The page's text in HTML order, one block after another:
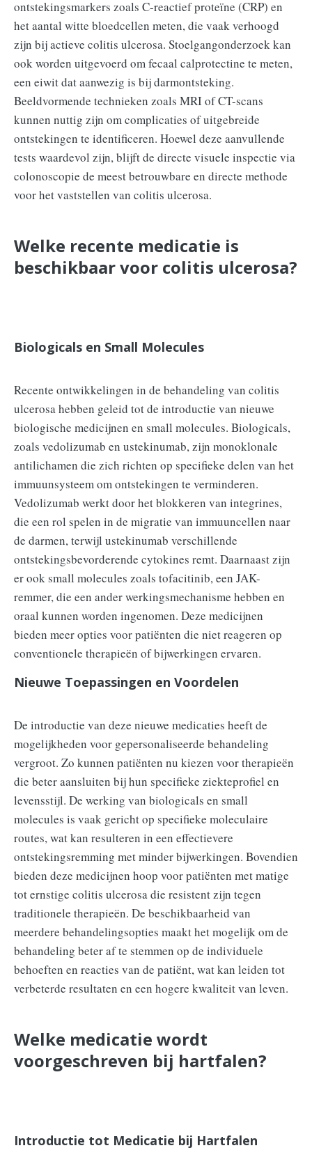
ontstekingsmarkers zoals C-reactief proteïne (CRP) en
het aantal witte bloedcellen meten, die vaak verhoogd
zijn bij actieve colitis ulcerosa. Stoelgangonderzoek kan
ook worden uitgevoerd om fecaal calprotectine te meten,
een eiwit dat aanwezig is bij darmontsteking.
Beeldvormende technieken zoals MRI of CT-scans
kunnen nuttig zijn om complicaties of uitgebreide
ontstekingen te identificeren. Hoewel deze aanvullende
tests waardevol zijn, blijft de directe visuele inspectie via
colonoscopie de meest betrouwbare en directe methode
voor het vaststellen van colitis ulcerosa.
Welke recente medicatie is
beschikbaar voor colitis ulcerosa?
Biologicals en Small Molecules
Recente ontwikkelingen in de behandeling van colitis
ulcerosa hebben geleid tot de introductie van nieuwe
biologische medicijnen en small molecules. Biologicals,
zoals vedolizumab en ustekinumab, zijn monoklonale
antilichamen die zich richten op specifieke delen van het
immuunsysteem om ontstekingen te verminderen.
Vedolizumab werkt door het blokkeren van integrines,
die een rol spelen in de migratie van immuuncellen naar
de darmen, terwijl ustekinumab verschillende
ontstekingsbevorderende cytokines remt. Daarnaast zijn
er ook small molecules zoals tofacitinib, een JAK-
remmer, die een ander werkingsmechanisme hebben en
oraal kunnen worden ingenomen. Deze medicijnen
bieden meer opties voor patiënten die niet reageren op
conventionele therapieën of bijwerkingen ervaren.
Nieuwe Toepassingen en Voordelen
De introductie van deze nieuwe medicaties heeft de
mogelijkheden voor gepersonaliseerde behandeling
vergroot. Zo kunnen patiënten nu kiezen voor therapieën
die beter aansluiten bij hun specifieke ziekteprofiel en
levensstijl. De werking van biologicals en small
molecules is vaak gericht op specifieke moleculaire
routes, wat kan resulteren in een effectievere
ontstekingsremming met minder bijwerkingen. Bovendien
bieden deze medicijnen hoop voor patiënten met matige
tot ernstige colitis ulcerosa die resistent zijn tegen
traditionele therapieën. De beschikbaarheid van
meerdere behandelingsopties maakt het mogelijk om de
behandeling beter af te stemmen op de individuele
behoeften en reacties van de patiënt, wat kan leiden tot
verbeterde resultaten en een hogere kwaliteit van leven.
Welke medicatie wordt
voorgeschreven bij hartfalen?
Introductie tot Medicatie bij Hartfalen